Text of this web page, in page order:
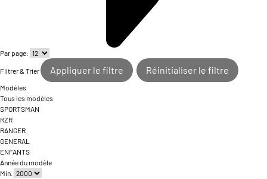
Par page:
Filtrer & Trier Appliquer le filtre Réinitialiser le filtre
Modèles
Tous les modèles
SPORTSMAN
RZR
RANGER
GENERAL
ENFANTS
Année du modèle
Min.